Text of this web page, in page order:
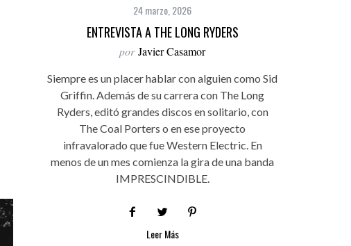
24 marzo, 2026
ENTREVISTA A THE LONG RYDERS
por Javier Casamor
Siempre es un placer hablar con alguien como Sid
Griffin. Además de su carrera con The Long
Ryders, editó grandes discos en solitario, con
The Coal Porters o en ese proyecto
infravalorado que fue Western Electric. En
menos de un mes comienza la gira de una banda
IMPRESCINDIBLE.
Leer Más